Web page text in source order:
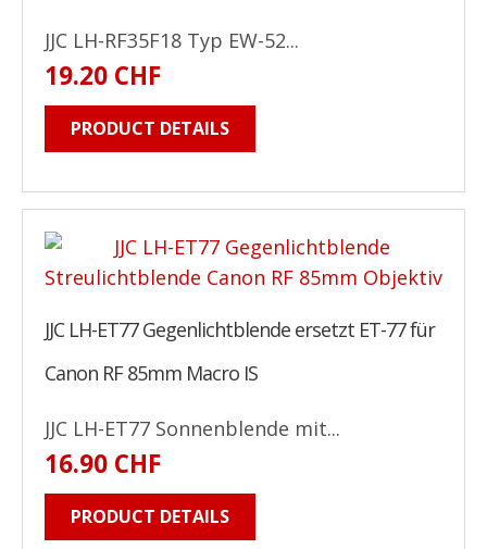
JJC LH-RF35F18 Typ EW-52...
19.20 CHF
PRODUCT DETAILS
JJC LH-ET77 Gegenlichtblende ersetzt ET-77 für
Canon RF 85mm Macro IS
JJC LH-ET77 Sonnenblende mit...
16.90 CHF
PRODUCT DETAILS